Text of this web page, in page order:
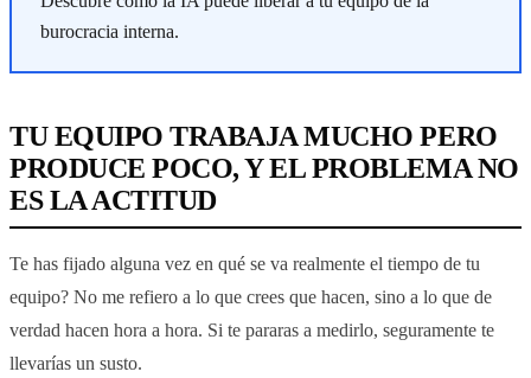
burocracia interna.
TU EQUIPO TRABAJA MUCHO PERO
PRODUCE POCO, Y EL PROBLEMA NO
ES LA ACTITUD
Te has fijado alguna vez en qué se va realmente el tiempo de tu
equipo? No me refiero a lo que crees que hacen, sino a lo que de
verdad hacen hora a hora. Si te pararas a medirlo, seguramente te
llevarías un susto.